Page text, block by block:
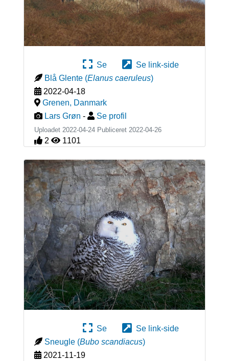
Se
Se link-side
Blå Glente (Elanus caeruleus)
2022-04-18
Grenen, Danmark
Lars Grøn - Se profil
Uploadet 2022-04-24 Publiceret 2022-04-26
2 1101
Se
Se link-side
Sneugle (Bubo scandiacus)
2021-11-19